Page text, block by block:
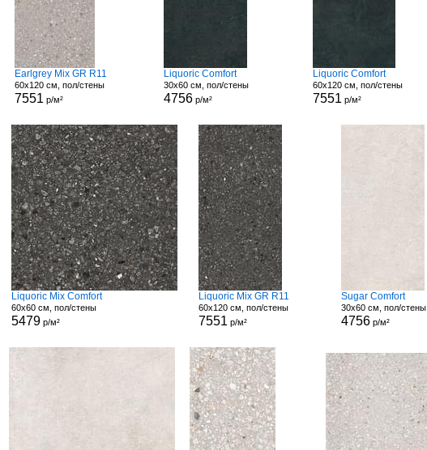
Earlgrey Mix GR R11
60x120 см, пол/стены
7551 р/м²
Liquoric Comfort
30x60 см, пол/стены
4756 р/м²
Liquoric Comfort
60x120 см, пол/стены
7551 р/м²
Liquoric Mix Comfort
60x60 см, пол/стены
5479 р/м²
Liquoric Mix GR R11
60x120 см, пол/стены
7551 р/м²
Sugar Comfort
30x60 см, пол/стены
4756 р/м²